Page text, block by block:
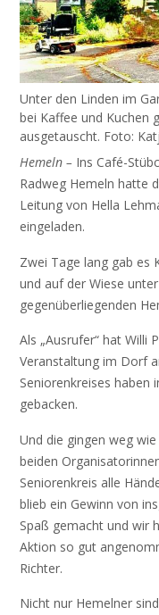
Unter den Linden im
bei Kaffee und Kuchen
ausgetauscht. Foto:
Hemeln – Ins Café-
Radweg Hemeln hatte
Leitung von Hella
eingeladen.
Zwei Tage lang gab es
und auf der Wiese
gegenüberliegenden
Als „Ausrufer“ hat Willi
Veranstaltung im Dorf
Seniorenkreises haben
gebacken.
Und die gingen weg
beiden
Seniorenkreis alle
blieb ein Gewinn von
Spaß gemacht und wir
Aktion so gut
Richter.
Nicht nur Hemelner